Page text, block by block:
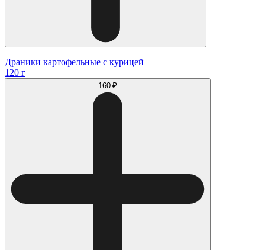
Драники картофельные с курицей
120 г
160 ₽